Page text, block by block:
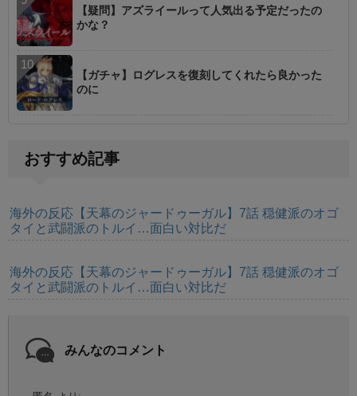
【疑問】アズライールって人気出る予定だったの
かな？
【ガチャ】ログレスを復刻してくれたら良かった
のに
おすすめ記事
海外の反応【天幕のジャードゥーガル】7話 穏健派のオゴ
タイと武闘派のトルイ…面白い対比だ
海外の反応【天幕のジャードゥーガル】7話 穏健派のオゴ
タイと武闘派のトルイ…面白い対比だ
みんなのコメント